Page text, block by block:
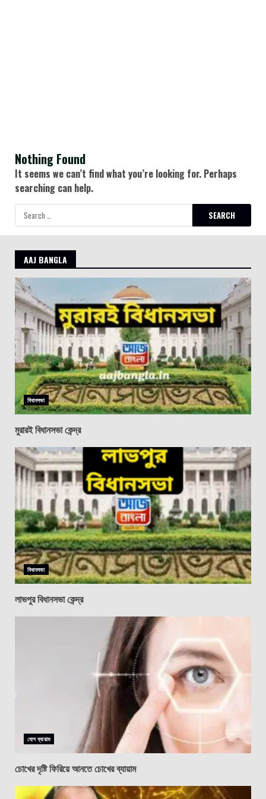
Nothing Found
It seems we can’t find what you’re looking for. Perhaps
searching can help.
Search
for:
AAJ BANGLA
বিধানসভা
মুরারই বিধানসভা কেন্দ্র
বিধানসভা
লাভপুর বিধানসভা কেন্দ্র
যোগ ব্যায়াম
চোখের দৃষ্টি ফিরিয়ে আনতে চোখের ব্যায়াম